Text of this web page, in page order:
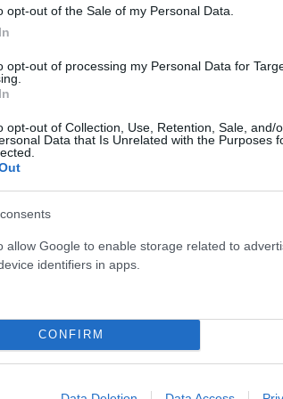
opt-out of the Sale of my Personal Data.
opt-out of processing my Personal Data for
opt-out of Collection, Use, Retention, Sale, and/
Data that Is Unrelated with the Purposes
allow Google to enable storage related to
identifiers in apps.
CONFIRM
πλέον τους
τις εξελίξεις και κλείνει
το ερώτημα ποιον
υπερασπιστεί τα
- Στο